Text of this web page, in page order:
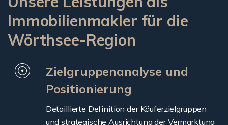
Immobilienmakler für die
Wörthsee-Region
Zielgruppenanalyse und
Positionierung
Detaillierte Definition der Käuferzielgruppen
und strategische Ausrichtung der Vermarktung